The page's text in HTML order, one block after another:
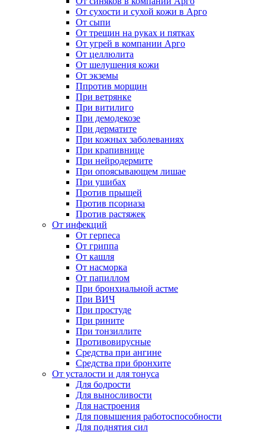
От сухости и сухой кожи в Арго
От сыпи
От трещин на руках и пятках
От угрей в компании Арго
От целлюлита
От шелушения кожи
От экземы
Ппротив морщин
При ветрянке
При витилиго
При демодекозе
При дерматите
При кожных заболеваниях
При крапивнице
При нейродермите
При опоясывающем лишае
При ушибах
Против прыщей
Против псориаза
Против растяжек
От инфекций
От герпеса
От гриппа
От кашля
От насморка
От папиллом
При бронхиальной астме
При ВИЧ
При простуде
При рините
При тонзиллите
Противовирусные
Средства при ангине
Средства при бронхите
От усталости и для тонуса
Для бодрости
Для выносливости
Для настроения
Для повышения работоспособности
Для поднятия сил